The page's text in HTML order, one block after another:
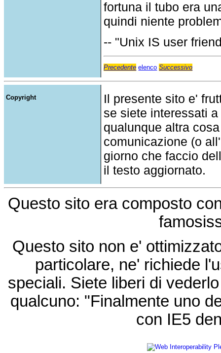
fortuna il tubo era
quindi niente
-- "Unix IS user
Precedente elenco Successivo
Copyright
Il presente sito e'
se siete interessati
qualunque altra
comunicazione (o
giorno che faccio
il testo aggiornato.
Questo sito era composto
Questo sito non e'
particolare, ne' richiede
speciali. Siete liberi di
qualcuno: "Finalmente uno
con IE5